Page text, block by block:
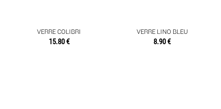
VERRE COLIBRI
15.80 €
VERRE LINO BLEU
8.90 €